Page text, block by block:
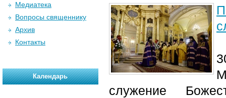
служение
Медиатека
Вопросы священнику
Архив
Контакты
Календарь